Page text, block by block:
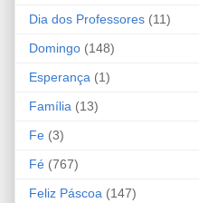
Dia dos Professores (11)
Domingo (148)
Esperança (1)
Família (13)
Fe (3)
Fé (767)
Feliz Páscoa (147)